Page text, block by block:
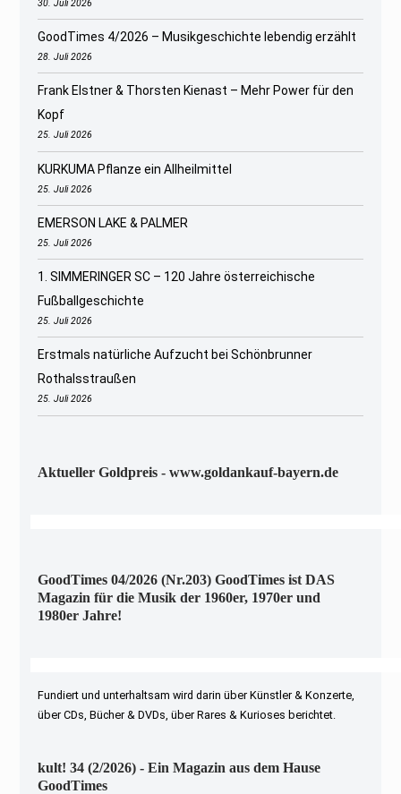
30. Juli 2026
GoodTimes 4/2026 – Musikgeschichte lebendig erzählt
28. Juli 2026
Frank Elstner & Thorsten Kienast – Mehr Power für den
Kopf
25. Juli 2026
KURKUMA Pflanze ein Allheilmittel
25. Juli 2026
EMERSON LAKE & PALMER
25. Juli 2026
1. SIMMERINGER SC – 120 Jahre österreichische
Fußballgeschichte
25. Juli 2026
Erstmals natürliche Aufzucht bei Schönbrunner
Rothalsstraußen
25. Juli 2026
Aktueller Goldpreis - www.goldankauf-bayern.de
GoodTimes 04/2026 (Nr.203) GoodTimes ist DAS
Magazin für die Musik der 1960er, 1970er und
1980er Jahre!
Fundiert und unterhaltsam wird darin über Künstler & Konzerte,
über CDs, Bücher & DVDs, über Rares & Kurioses berichtet.
kult! 34 (2/2026) - Ein Magazin aus dem Hause
GoodTimes